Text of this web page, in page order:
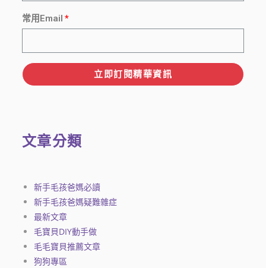
常用Email
立即訂閱精華資訊
文章分類
新手毛孩爸媽必讀
新手毛孩爸媽疑難雜症
最新文章
毛寶貝DIY動手做
毛毛寶貝推薦文章
狗狗專區